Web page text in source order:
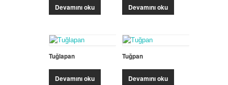
Devamını oku Devamını oku
Tuğlapan
Devamını oku
Tuğpan
Devamını oku